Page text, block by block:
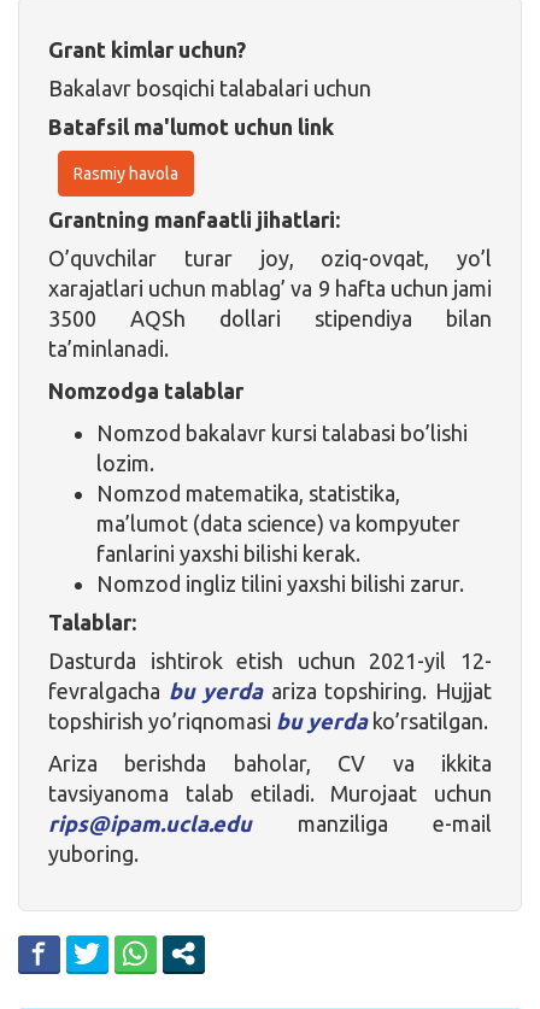
Grant kimlar uchun?
Bakalavr bosqichi talabalari uchun
Batafsil ma'lumot uchun link
Rasmiy havola
Grantning manfaatli jihatlari:
O’quvchilar turar joy, oziq-ovqat, yo’l
xarajatlari uchun mablag’ va 9 hafta uchun jami
3500 AQSh dollari stipendiya bilan
ta’minlanadi.
Nomzodga talablar
Nomzod bakalavr kursi talabasi bo’lishi
lozim.
Nomzod matematika, statistika,
ma’lumot (data science) va kompyuter
fanlarini yaxshi bilishi kerak.
Nomzod ingliz tilini yaxshi bilishi zarur.
Talablar:
Dasturda ishtirok etish uchun 2021-yil 12-
fevralgacha bu yerdaariza topshiring. Hujjat
topshirish yo’riqnomasi bu yerdako’rsatilgan.
Ariza berishda baholar, CV va ikkita
tavsiyanoma talab etiladi. Murojaat uchun
rips@ipam.ucla.edumanziliga e-mail
yuboring.